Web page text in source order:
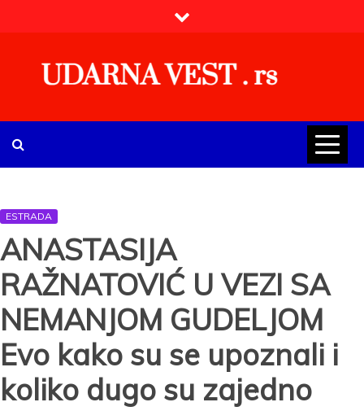
to
ESTRADA
ANASTASIJA
RAŽNATOVIĆ U VEZI SA
NEMANJOM GUDELJOM
Evo kako su se upoznali i
koliko dugo su zajedno